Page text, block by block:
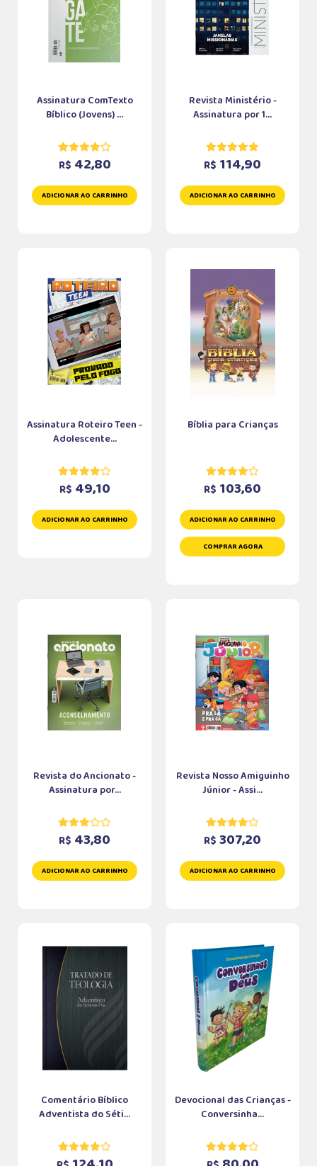
Assinatura ComTexto
Bíblico (Jovens) ...
R$ 42,80
ADICIONAR AO CARRINHO
Revista Ministério -
Assinatura por 1...
R$ 114,90
ADICIONAR AO CARRINHO
Assinatura Roteiro Teen -
Adolescente...
R$ 49,10
ADICIONAR AO CARRINHO
Bíblia para Crianças
R$ 103,60
ADICIONAR AO CARRINHO
COMPRAR AGORA
Revista do Ancionato -
Assinatura por...
R$ 43,80
ADICIONAR AO CARRINHO
Revista Nosso Amiguinho
Júnior - Assi...
R$ 307,20
ADICIONAR AO CARRINHO
Comentário Bíblico
Adventista do Séti...
Devocional das Crianças -
Conversinha...